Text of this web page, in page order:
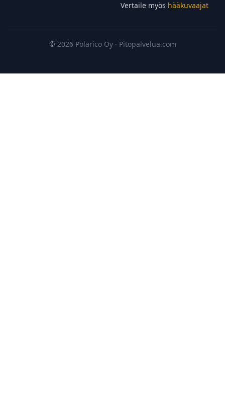
Vertaile myös hääkuvaajat
© 2026 Polarico Oy · Pitopalvelua.com